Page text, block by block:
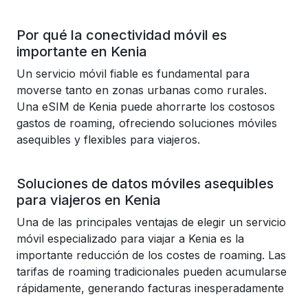
Por qué la conectividad móvil es
importante en Kenia
Un servicio móvil fiable es fundamental para
moverse tanto en zonas urbanas como rurales.
Una eSIM de Kenia puede ahorrarte los costosos
gastos de roaming, ofreciendo soluciones móviles
asequibles y flexibles para viajeros.
Soluciones de datos móviles asequibles
para viajeros en Kenia
Una de las principales ventajas de elegir un servicio
móvil especializado para viajar a Kenia es la
importante reducción de los costes de roaming. Las
tarifas de roaming tradicionales pueden acumularse
rápidamente, generando facturas inesperadamente